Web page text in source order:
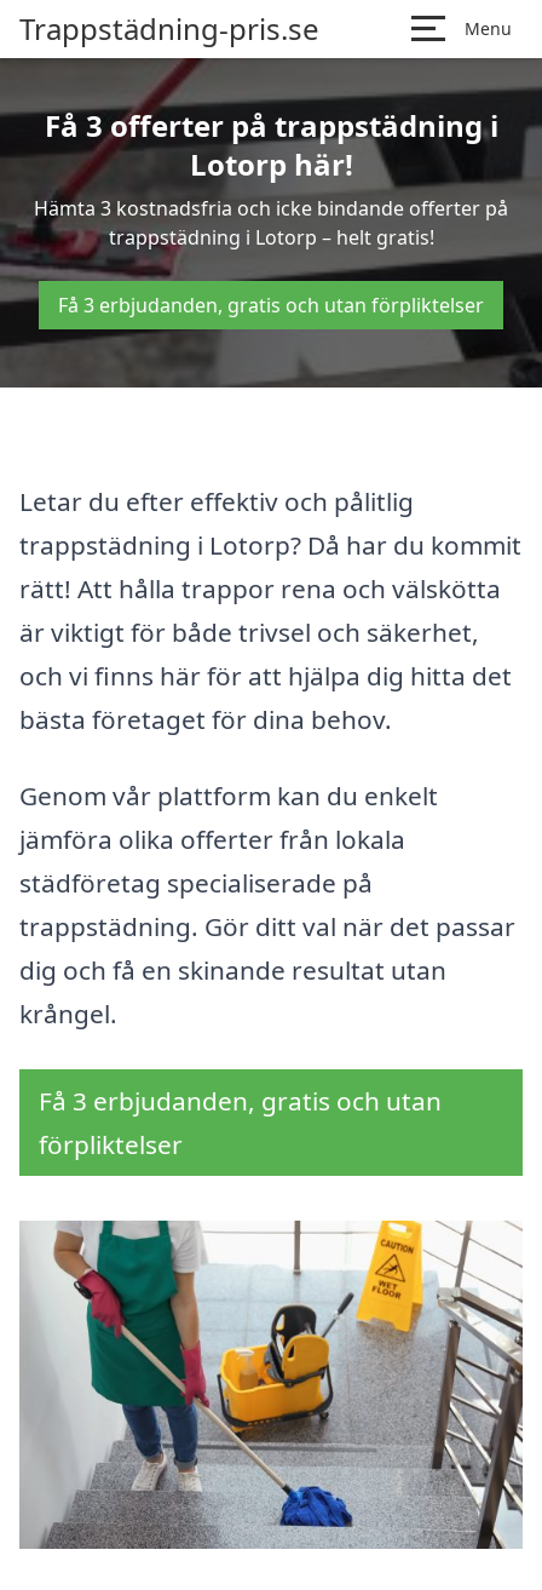
Trappstädning-pris.se Menu
Få 3 offerter på trappstädning i
Lotorp här!
Hämta 3 kostnadsfria och icke bindande offerter på
trappstädning i Lotorp – helt gratis!
Få 3 erbjudanden, gratis och utan förpliktelser
Letar du efter effektiv och pålitlig
trappstädning i Lotorp? Då har du kommit
rätt! Att hålla trappor rena och välskötta
är viktigt för både trivsel och säkerhet,
och vi finns här för att hjälpa dig hitta det
bästa företaget för dina behov.
Genom vår plattform kan du enkelt
jämföra olika offerter från lokala
städföretag specialiserade på
trappstädning. Gör ditt val när det passar
dig och få en skinande resultat utan
krångel.
Få 3 erbjudanden, gratis och utan
förpliktelser